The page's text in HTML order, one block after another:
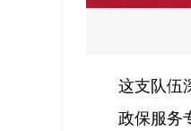
这支队伍
政保服务